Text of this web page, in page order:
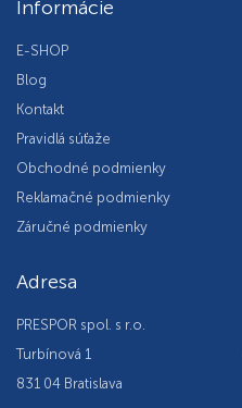
Informácie
E-SHOP
Blog
Kontakt
Pravidlá súťaže
Obchodné podmienky
Reklamačné podmienky
Záručné podmienky
Adresa
PRESPOR spol. s r.o.
Turbínová 1
831 04 Bratislava